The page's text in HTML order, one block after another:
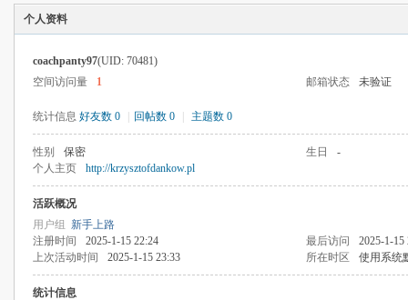
个人资料
coachpanty97(UID: 70481)
空间访问量
1 邮箱状态 未验证
统计信息 好友数 0 回帖数 0 主题数 0
性别 保密 生日
-
个人主页
http://krzysztofdankow.pl
活跃概况
用户组 新手上路
注册时间
2025-1-15 22:24 最后访问
2025-1-15
上次活动时间
2025-1-15 23:33 所在时区 使用系统
统计信息